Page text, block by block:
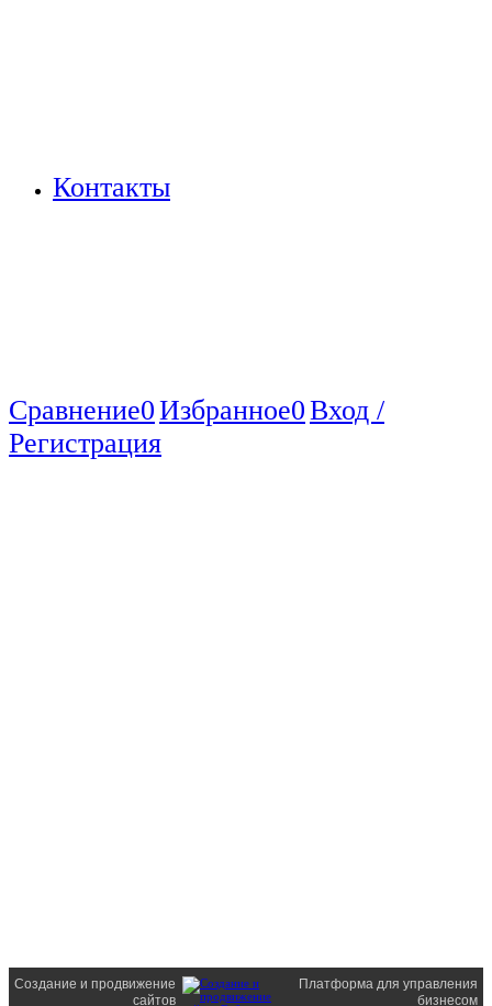
Контакты
Сравнение0Избранное0Вход /
Регистрация
Создание и продвижение
сайтов
Платформа для управления
бизнесом